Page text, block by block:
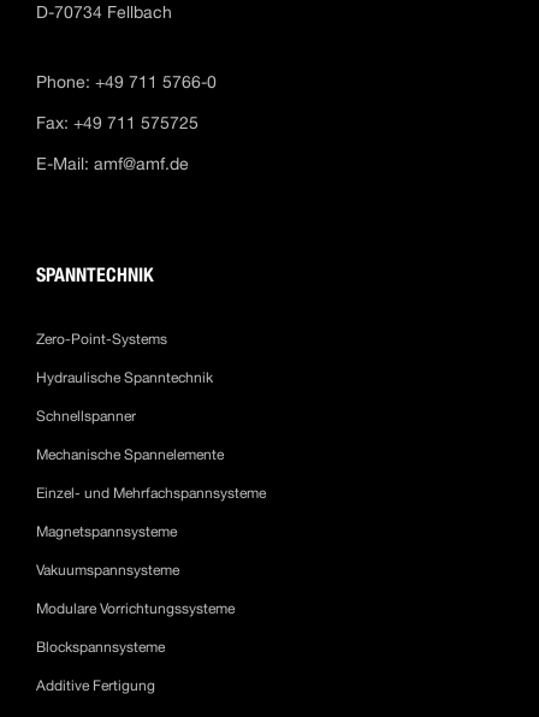
D-70734 Fellbach
Phone: +49 711 5766-0
Fax: +49 711 575725
E-Mail: amf@amf.de
SPANNTECHNIK
Zero-Point-Systems
Hydraulische Spanntechnik
Schnellspanner
Mechanische Spannelemente
Einzel- und Mehrfachspannsysteme
Magnetspannsysteme
Vakuumspannsysteme
Modulare Vorrichtungssysteme
Blockspannsysteme
Additive Fertigung